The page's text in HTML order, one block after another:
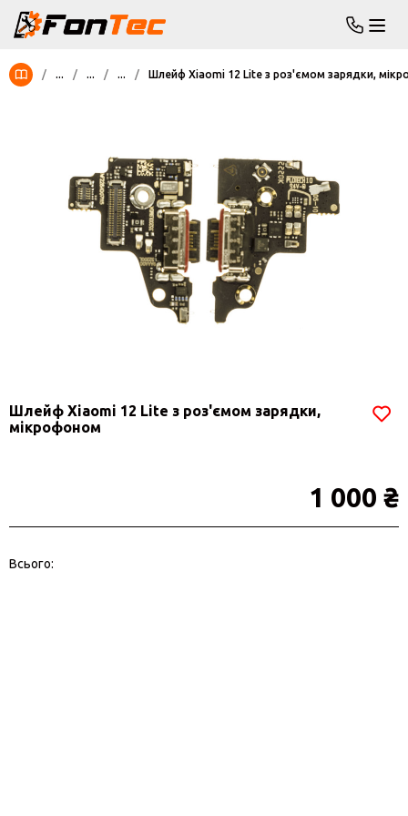
/ ... / ... / ... / Шлейф Xiaomi 12 Lite з роз'ємом зарядки,
Шлейф Xiaomi 12 Lite з роз'ємом зарядки,
мікрофоном
1 000 ₴
Всього: